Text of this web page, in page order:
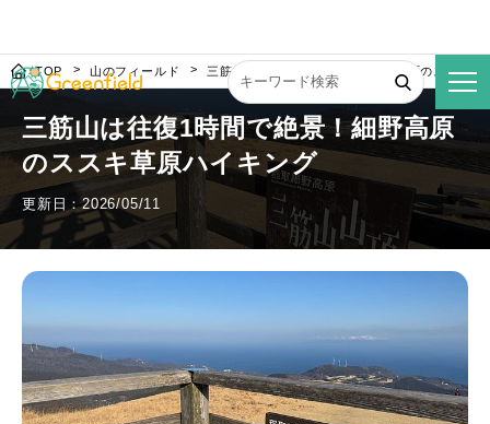
TOP 山のフィールド 三筋山は往復1時間で絶景！細野高原のススキ草
三筋山は往復1時間で絶景！細野高原
のススキ草原ハイキング
更新日：2026/05/11